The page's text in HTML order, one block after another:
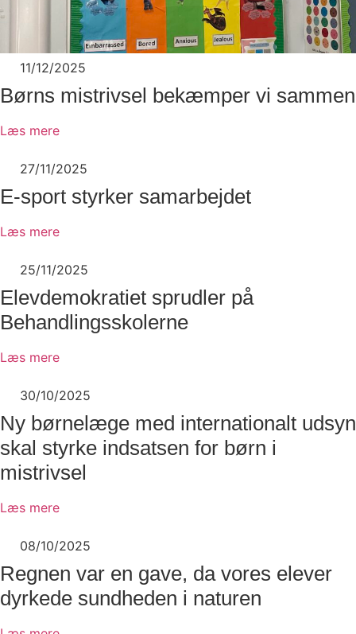
11/12/2025
Børns mistrivsel bekæmper vi sammen
Læs mere
27/11/2025
E-sport styrker samarbejdet
Læs mere
25/11/2025
Elevdemokratiet sprudler på
Behandlingsskolerne
Læs mere
30/10/2025
Ny børnelæge med internationalt udsyn
skal styrke indsatsen for børn i
mistrivsel
Læs mere
08/10/2025
Regnen var en gave, da vores elever
dyrkede sundheden i naturen